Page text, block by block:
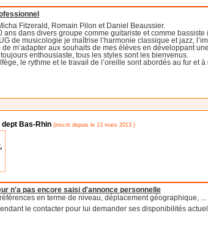
Fitzerald, Romain Pilon et Daniel Beaussier.
ans dans divers groupe comme guitariste et comme
de musicologie je maîtrise l’harmonie classique et jazz,
de m’adapter aux souhaits de mes élèves en développant
enthousiaste, tous les styles sont les bienvenus.
le rythme et le travail de l’oreille sont abordés au fur et
Bas-Rhin (inscrit depuis le 13 mars 2013 )
n'a pas encore saisi d'annonce personnelle
en terme de niveau, déplacement géographique, ...
le contacter pour lui demander ses disponibilités